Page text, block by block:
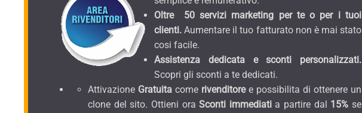
Oltre 50 servizi marketing per te o per i tuoi
clienti. Aumentare il tuo fatturato non è mai stato
cosi facile.
Assistenza dedicata e sconti personalizzati.
Scopri gli sconti a te dedicati.
Attivazione Gratuita come rivenditoree possibilita di ottenere un
clone del sito. Ottieni oraSconti immediati a partire dal 15% se